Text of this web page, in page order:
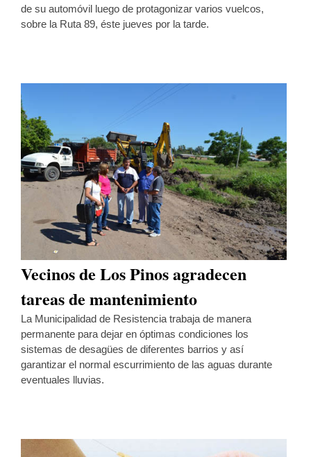
de su automóvil luego de protagonizar varios vuelcos,
sobre la Ruta 89, éste jueves por la tarde.
Vecinos de Los Pinos agradecen
tareas de mantenimiento
La Municipalidad de Resistencia trabaja de manera
permanente para dejar en óptimas condiciones los
sistemas de desagües de diferentes barrios y así
garantizar el normal escurrimiento de las aguas durante
eventuales lluvias.